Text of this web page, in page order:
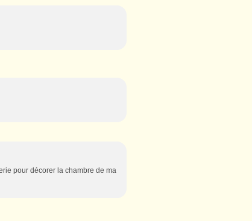
pour décorer la chambre de ma